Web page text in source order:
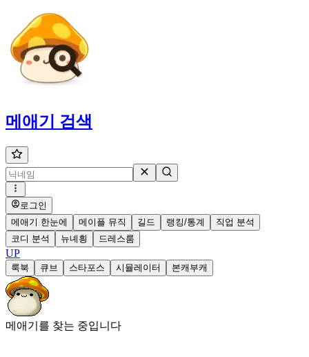
메애기 검색
로그인
메애기 한눈에
메이플 뮤직 길드 랭킹/통계
직업 분석
코디 분석
뉴녜힁 드레스룸
UP
룩북 큐브 스타포스 시뮬레이터 본캐부캐
메애기를 찾는 중입니다